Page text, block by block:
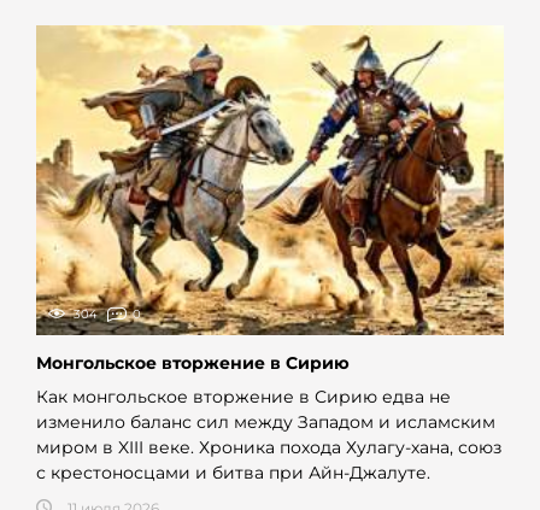
304 0
Монгольское вторжение в Сирию
Как монгольское вторжение в Сирию едва не
изменило баланс сил между Западом и исламским
миром в XIII веке. Хроника похода Хулагу-хана, союз
с крестоносцами и битва при Айн-Джалуте.